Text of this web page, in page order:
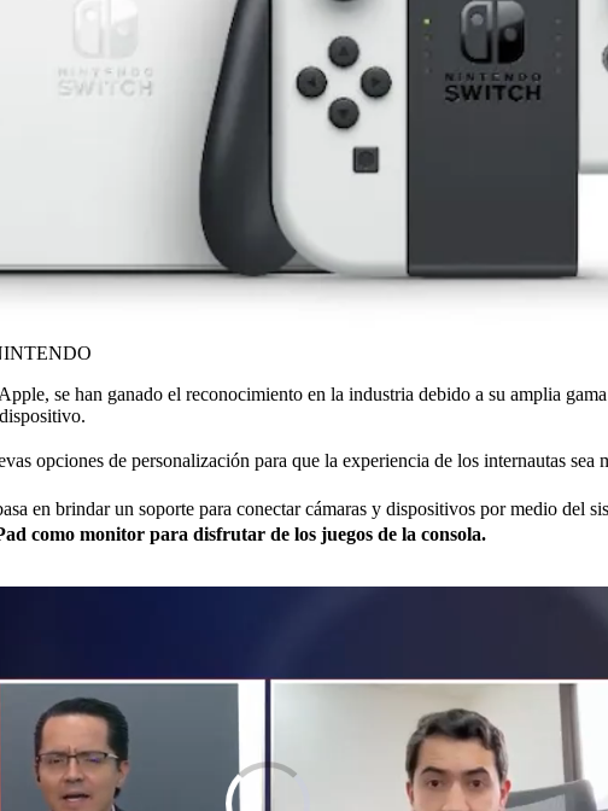
se han ganado el reconocimiento en la industria debido a su amplia
opciones de personalización para que la experiencia de los internautas sea
en brindar un soporte para conectar cámaras y dispositivos por medio del
como monitor para disfrutar de los juegos de la consola.